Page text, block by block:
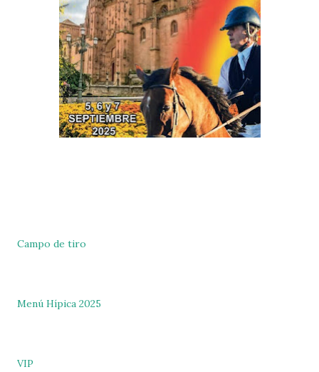
Campo de tiro
Menú Hípica 2025
VIP